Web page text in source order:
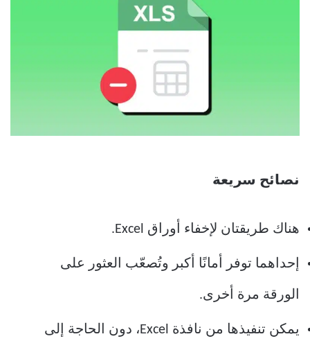
نصائح سريعة
هناك طريقتان لإخفاء أوراق Excel.
إحداهما توفر أمانًا أكبر وتُصعّب العثور على
الورقة مرة أخرى.
يمكن تنفيذها من نافذة Excel، دون الحاجة إلى